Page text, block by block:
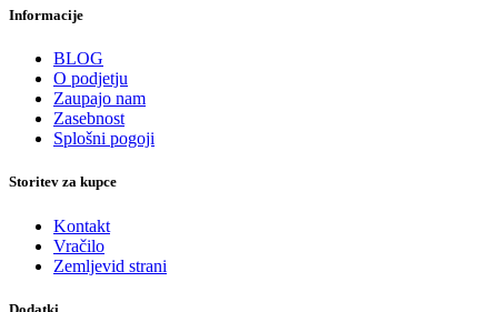
Informacije
BLOG
O podjetju
Zaupajo nam
Zasebnost
Splošni pogoji
Storitev za kupce
Kontakt
Vračilo
Zemljevid strani